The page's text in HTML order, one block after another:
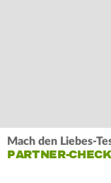
Mach den Liebes-
PARTNER-CHECK